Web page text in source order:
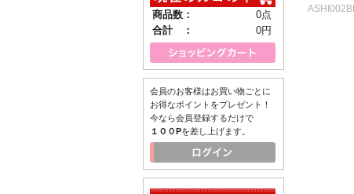
ASHI002BL
商品数：
0点
合計 ：
0円
会員のお客様はお買い物ごとに
お得なポイントをプレゼント！
今なら会員登録するだけで
１００Pを差し上げます。